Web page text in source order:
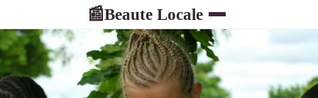
📰Beaute Locale